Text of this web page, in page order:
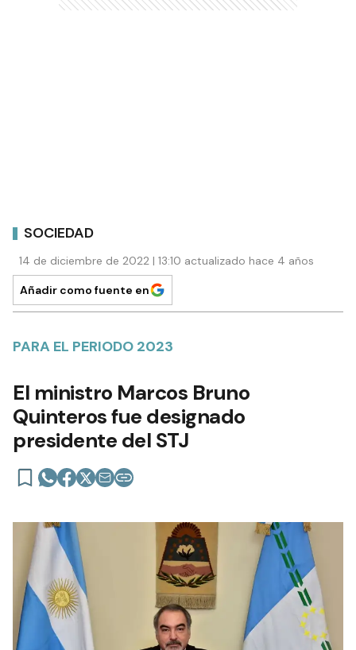
SOCIEDAD
14 de diciembre de 2022 | 13:10 actualizado hace 4 años
Añadir como fuente en
PARA EL PERIODO 2023
El ministro Marcos Bruno
Quinteros fue designado
presidente del STJ